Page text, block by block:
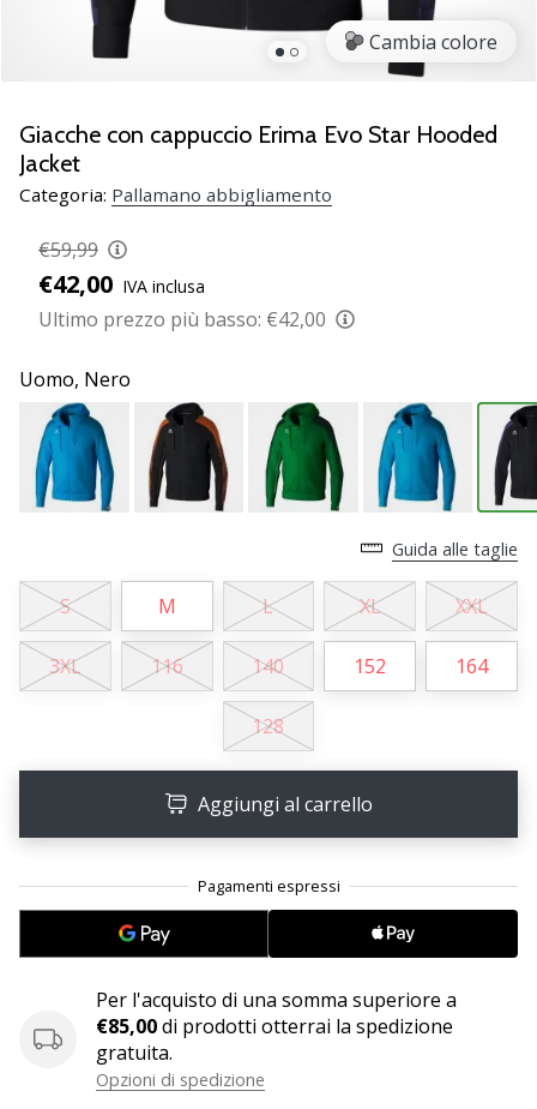
da
pallamano
PUMA
Accelerate
SQD
5!
Conosci
tecnici
valuta
se
vale
25. 11. 2024
•
Tempo di lettura: 1 min.
Diventa
ambassador
WePlayHandball
Anche
fanatico
noi?
Unisciti
Cambia colore
Giacche con cappuccio Erima Evo Star Hooded
Jacket
Categoria: Pallamano abbigliamento
€59,99
€42,00 IVA inclusa
Ultimo prezzo più basso: €42,00
Uomo, Nero
Guida alle taglie
S M L XL XXL
3XL 116 140 152 164
128
Aggiungi al carrello
Per l'acquisto di una somma superiore a
€85,00di prodotti otterrai la spedizione
gratuita.
Opzioni di spedizione